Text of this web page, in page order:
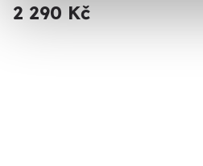
2 290 Kč